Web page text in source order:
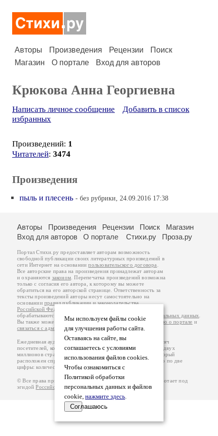
Авторы Произведения Рецензии
Поиск
Магазин
О портале Вход для авторов
Крюкова Анна Георгиевна
Написать личное сообщение
Добавить в список
избранных
Произведений: 1
Читателей: 3474
Произведения
пыль и плесень - без рубрики, 24.09.2016 17:38
Мы используем файлы cookie
для улучшения работы сайта.
Оставаясь на сайте, вы
соглашаетесь с условиями
использования файлов cookies.
Чтобы ознакомиться с
Политикой обработки
персональных данных и файлов
cookie, нажмите здесь.
Соглашаюсь
Авторы Произведения Рецензии Поиск
Магазин
Вход для авторов
О портале Стихи.ру Проза.ру
Портал Стихи.ру предоставляет авторам возможность
свободной публикации своих литературных произведений в
сети Интернет на основаниипользовательского договора
Все авторские права на произведения принадлежат авторам
и охраняются законом . Перепечатка произведений возможна
только с согласия его автора, к которому вы можете
обратиться на его авторской странице. Ответственность за
тексты произведений авторы несут самостоятельно на
основанииправил публикации изаконодательства
Российской Федерации
обрабатываются на основании
Политики обработки персональных данных
Вы также можете посмотреть более подробнуюинформацию о портале и
связаться с администрацией.
Ежедневная аудитория портала Стихи.ру – порядка 200 тысяч
посетителей, которые в общей сумме просматривают более двух
миллионов страниц по данным счетчика посещаемости, который
расположен справа от этого текста. В каждой графе указано по две
цифры: количество просмотров и количество посетителей.
© Все права принадлежат авторам, 2000-2026. Портал работает под
эгидойРоссийского союза писателей.18+